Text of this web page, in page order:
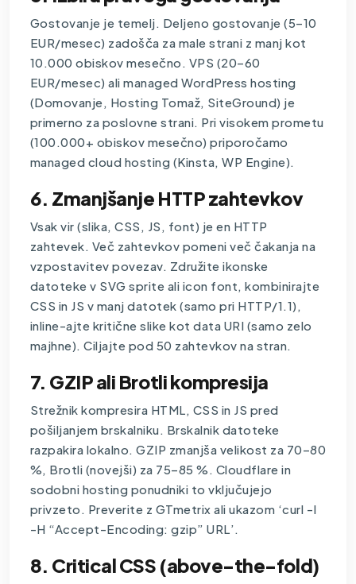
Gostovanje je temelj. Deljeno gostovanje (5–10
EUR/mesec) zadošča za male strani z manj kot
10.000 obiskov mesečno. VPS (20–60
EUR/mesec) ali managed WordPress hosting
(Domovanje, Hosting Tomaž, SiteGround) je
primerno za poslovne strani. Pri visokem prometu
(100.000+ obiskov mesečno) priporočamo
managed cloud hosting (Kinsta, WP Engine).
6. Zmanjšanje HTTP zahtevkov
Vsak vir (slika, CSS, JS, font) je en HTTP
zahtevek. Več zahtevkov pomeni več čakanja na
vzpostavitev povezav. Združite ikonske
datoteke v SVG sprite ali icon font, kombinirajte
CSS in JS v manj datotek (samo pri HTTP/1.1),
inline-ajte kritične slike kot data URI (samo zelo
majhne). Ciljajte pod 50 zahtevkov na stran.
7. GZIP ali Brotli kompresija
Strežnik kompresira HTML, CSS in JS pred
pošiljanjem brskalniku. Brskalnik datoteke
razpakira lokalno. GZIP zmanjša velikost za 70–80
%, Brotli (novejši) za 75–85 %. Cloudflare in
sodobni hosting ponudniki to vključujejo
privzeto. Preverite z GTmetrix ali ukazom ‘curl -I
-H “Accept-Encoding: gzip” URL’.
8. Critical CSS (above-the-fold)